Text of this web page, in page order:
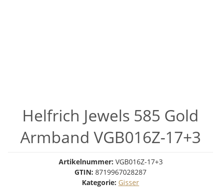
Helfrich Jewels 585 Gold
Armband VGB016Z-17+3
Artikelnummer: VGB016Z-17+3
GTIN: 8719967028287
Kategorie: Gisser